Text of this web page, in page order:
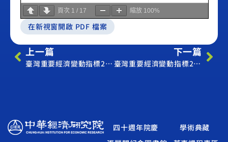
頁次 1 / 17 縮放 100%
在新視窗開啟 PDF 檔案
上一篇
臺灣重要經濟變動指標2019年8月（Economic Indicator August 2019）
下一篇
臺灣重要經濟變動指標2019年10月（Economic Indicator October 2019）
四十週年院慶
學術典藏